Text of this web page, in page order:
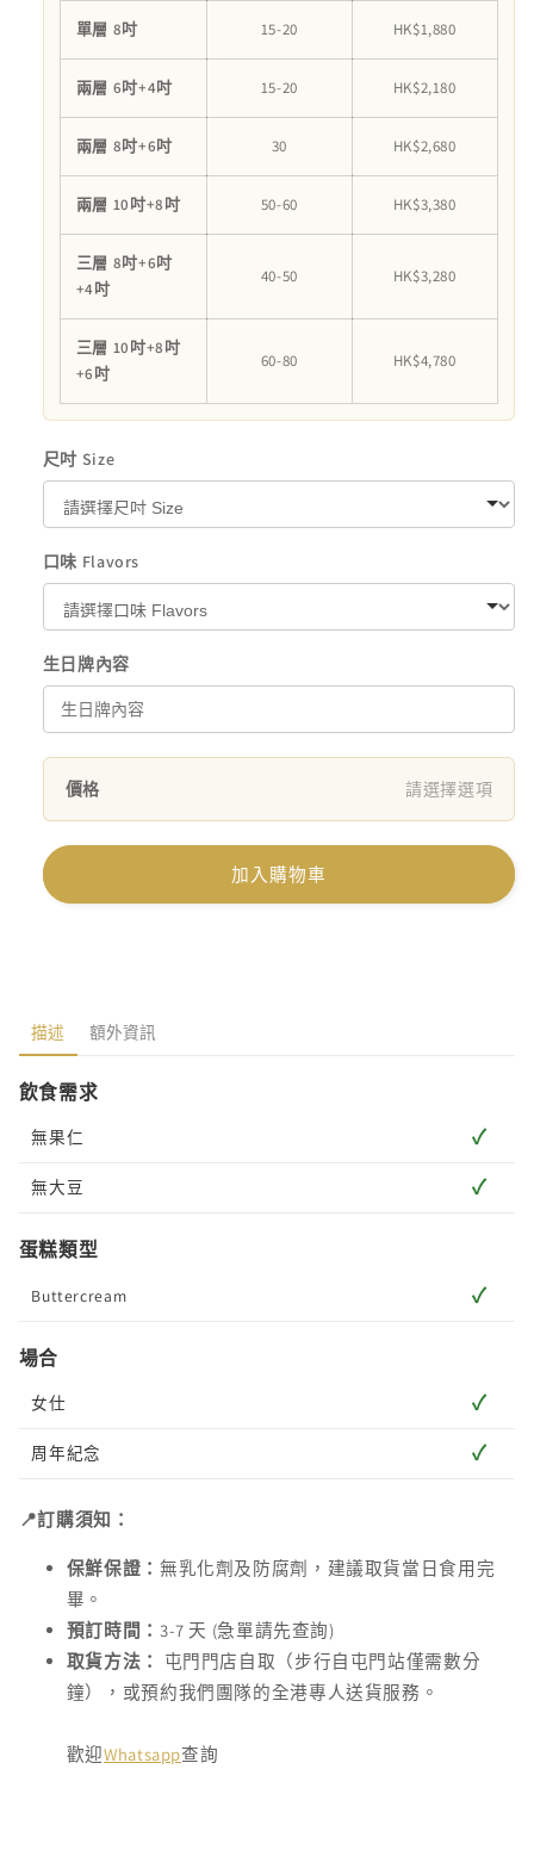
單層 8吋 15-20 HK$1,880
兩層 6吋+4吋 15-20 HK$2,180
兩層 8吋+6吋 30 HK$2,680
兩層 10吋+8吋 50-60 HK$3,380
三層 8吋+6吋
+4吋
40-50 HK$3,280
三層 10吋+8吋
+6吋
60-80 HK$4,780
尺吋 Size
口味 Flavors
生日牌內容
價格 請選擇選項
加入購物車
描述 額外資訊
飲食需求
無果仁 ✓
無大豆 ✓
蛋糕類型
Buttercream ✓
場合
女仕 ✓
周年紀念 ✓
📍訂購須知：
保鮮保證： 無乳化劑及防腐劑，建議取貨當日食用完
畢。
預訂時間： 3-7 天 (急單請先查詢)
取貨方法：
屯門門店自取（步行自屯門站僅需數分
鐘），或預約我們團隊的全港專人送貨服務。
歡迎Whatsapp查詢